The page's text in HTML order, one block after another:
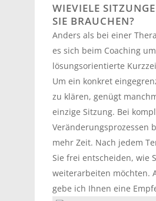
WIEVIELE
SIE BRAUCHEN?
Anders als bei einer
es sich beim Coaching
lösungsorientierte
Um ein konkret
zu klären, genügt
einzige Sitzung. Bei
Veränderungsprozessen
mehr Zeit. Nach jedem
Sie frei entscheiden, wie
weiterarbeiten möchten.
gebe ich Ihnen eine